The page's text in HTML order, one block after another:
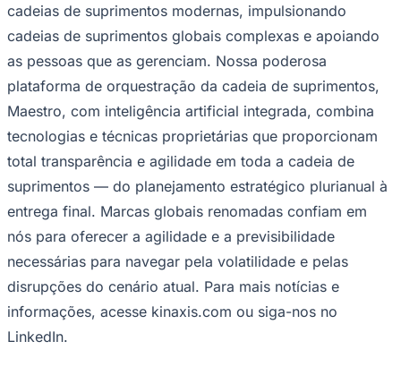
Santos
cadeias de suprimentos modernas, impulsionando
cadeias de suprimentos globais complexas e apoiando
as pessoas que as gerenciam. Nossa poderosa
plataforma de orquestração da cadeia de suprimentos,
Maestro, com inteligência artificial integrada, combina
tecnologias e técnicas proprietárias que proporcionam
total transparência e agilidade em toda a cadeia de
suprimentos — do planejamento estratégico plurianual à
entrega final. Marcas globais renomadas confiam em
nós para oferecer a agilidade e a previsibilidade
necessárias para navegar pela volatilidade e pelas
disrupções do cenário atual. Para mais notícias e
informações, acesse kinaxis.com ou siga-nos no
LinkedIn.